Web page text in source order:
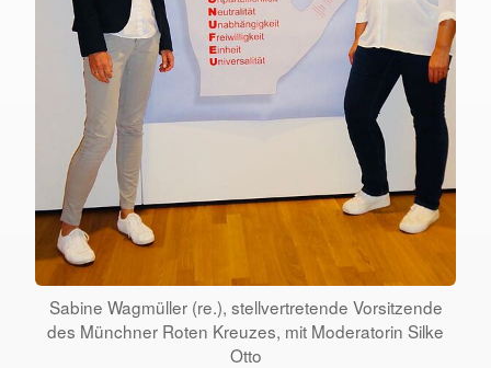
Sabine Wagmüller (re.), stellvertretende Vorsitzende
des Münchner Roten Kreuzes, mit Moderatorin Silke
Otto